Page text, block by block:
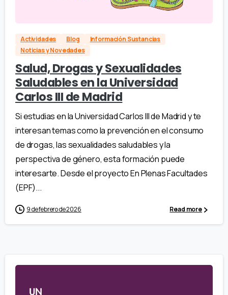
Actividades Blog
Información Sustancias
Noticias y Novedades
Salud, Drogas y Sexualidades
Saludables en la Universidad
Carlos III de Madrid
Si estudias en la Universidad Carlos III de Madrid y te
interesan temas como la prevención en el consumo
de drogas, las sexualidades saludables y la
perspectiva de género, esta formación puede
interesarte. Desde el proyecto En Plenas Facultades
(EPF)...
9 de febrero de 2026 Read more